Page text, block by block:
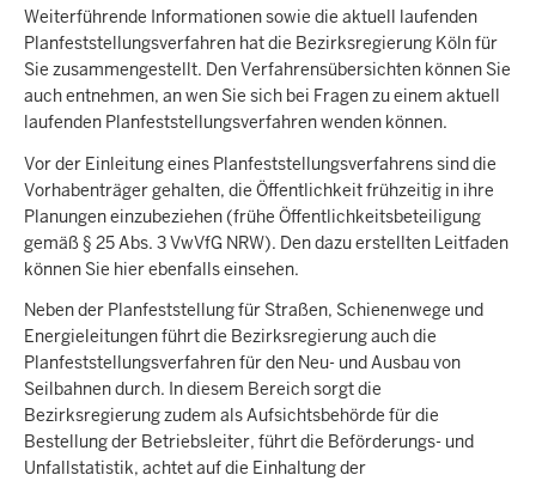
Weiterführende Informationen sowie die aktuell laufenden
Planfeststellungsverfahren hat die Bezirksregierung Köln für
Sie zusammengestellt. Den Verfahrensübersichten können Sie
auch entnehmen, an wen Sie sich bei Fragen zu einem aktuell
laufenden Planfeststellungsverfahren wenden können.
Vor der Einleitung eines Planfeststellungsverfahrens sind die
Vorhabenträger gehalten, die Öffentlichkeit frühzeitig in ihre
Planungen einzubeziehen (frühe Öffentlichkeitsbeteiligung
gemäß § 25 Abs. 3 VwVfG NRW). Den dazu erstellten Leitfaden
können Sie hier ebenfalls einsehen.
Neben der Planfeststellung für Straßen, Schienenwege und
Energieleitungen führt die Bezirksregierung auch die
Planfeststellungsverfahren für den Neu- und Ausbau von
Seilbahnen durch. In diesem Bereich sorgt die
Bezirksregierung zudem als Aufsichtsbehörde für die
Bestellung der Betriebsleiter, führt die Beförderungs- und
Unfallstatistik, achtet auf die Einhaltung der